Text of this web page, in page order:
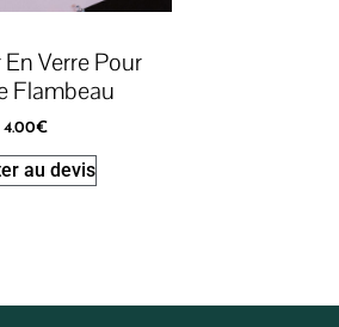
Verre Pour
Flambeau
4.00€
au devis